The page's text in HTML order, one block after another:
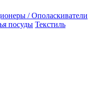
/ Ополаскиватели
посуды Текстиль